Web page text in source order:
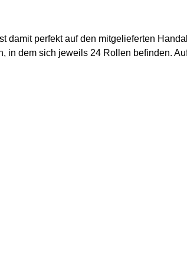
perfekt auf den mitgelieferten
dem sich jeweils 24 Rollen befinden.